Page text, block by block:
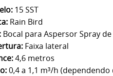
15 SST
Rain Bird
Bocal para Aspersor Spray
Faixa lateral
4,6 metros
0,4 a 1,1 m³/h (dependendo